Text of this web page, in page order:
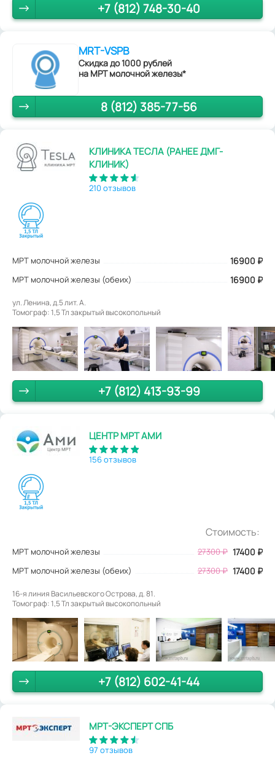
+7 (812) 748-30-40
MRT-VSPB
Скидка до 1000 рублей
на МРТ молочной железы*
8 (812) 385-77-56
КЛИНИКА ТЕСЛА (РАНЕЕ ДМГ-
КЛИНИК)
210 отзывов
МРТ молочной железы 16900 ₽
МРТ молочной железы (обеих) 16900 ₽
ул. Ленина, д.5 лит. А.
Томограф: 1,5 Тл закрытый высокопольный
+7 (812) 413-93-99
ЦЕНТР МРТ АМИ
156 отзывов
Стоимость:
МРТ молочной железы 27300₽ 17400 ₽
МРТ молочной железы (обеих) 27300 ₽ 17400 ₽
16-я линия Васильевского Острова, д. 81.
Томограф: 1,5 Тл закрытый высокопольный
+7 (812) 602-41-44
МРТ-ЭКСПЕРТ СПБ
97 отзывов